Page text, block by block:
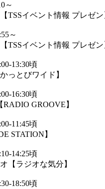
～
TSSイベント情報 プレゼン
～
TSSイベント情報 プレゼン
13:30頃
っとびワイド】
16:30頃
GROOVE】
11:45頃
STATION】
14:25頃
【ラジオな気分】
18:50頃